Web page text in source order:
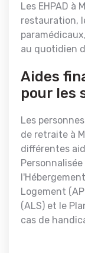
Les EHPAD à
restauration,
au quotidien
Aides
pour les
Les
de retraite à
différentes
Logement
(ALS) et le
cas de